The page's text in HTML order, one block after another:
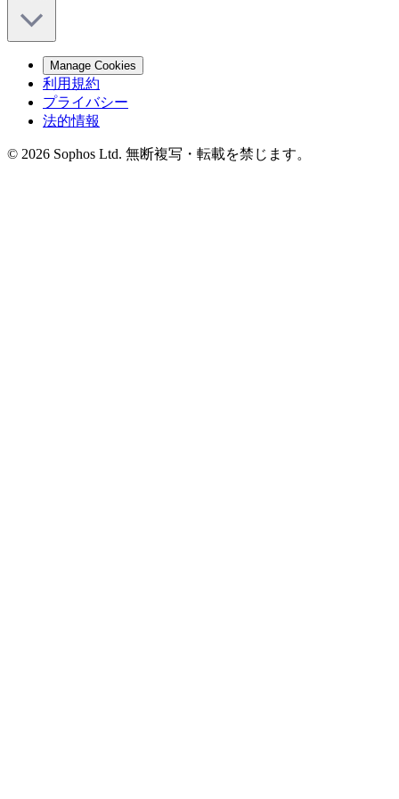
Manage Cookies
利用規約
プライバシー
法的情報
© 2026 Sophos Ltd. 無断複写・転載を禁じます。